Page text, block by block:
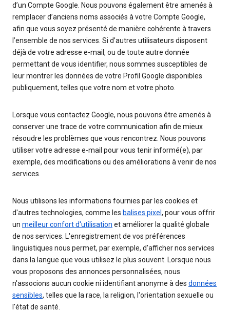
d’un Compte Google. Nous pouvons également être amenés à
remplacer d’anciens noms associés à votre Compte Google,
afin que vous soyez présenté de manière cohérente à travers
l’ensemble de nos services. Si d’autres utilisateurs disposent
déjà de votre adresse e-mail, ou de toute autre donnée
permettant de vous identifier, nous sommes susceptibles de
leur montrer les données de votre Profil Google disponibles
publiquement, telles que votre nom et votre photo.
Lorsque vous contactez Google, nous pouvons être amenés à
conserver une trace de votre communication afin de mieux
résoudre les problèmes que vous rencontrez. Nous pouvons
utiliser votre adresse e-mail pour vous tenir informé(e), par
exemple, des modifications ou des améliorations à venir de nos
services.
Nous utilisons les informations fournies par les cookies et
d'autres technologies, comme les balises pixel , pour vous offrir
un meilleur confort d'utilisation et améliorer la qualité globale
de nos services. L'enregistrement de vos préférences
linguistiques nous permet, par exemple, d'afficher nos services
dans la langue que vous utilisez le plus souvent. Lorsque nous
vous proposons des annonces personnalisées, nous
n'associons aucun cookie ni identifiant anonyme à des données
sensibles, telles que la race, la religion, l'orientation sexuelle ou
l'état de santé.